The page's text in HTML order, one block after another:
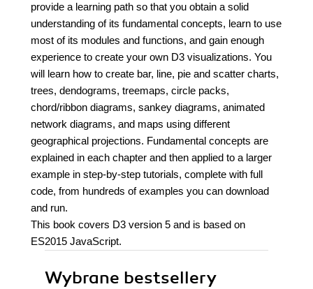
provide a learning path so that you obtain a solid
understanding of its fundamental concepts, learn to use
most of its modules and functions, and gain enough
experience to create your own D3 visualizations. You
will learn how to create bar, line, pie and scatter charts,
trees, dendograms, treemaps, circle packs,
chord/ribbon diagrams, sankey diagrams, animated
network diagrams, and maps using different
geographical projections. Fundamental concepts are
explained in each chapter and then applied to a larger
example in step-by-step tutorials, complete with full
code, from hundreds of examples you can download
and run.
This book covers D3 version 5 and is based on
ES2015 JavaScript.
Wybrane bestsellery